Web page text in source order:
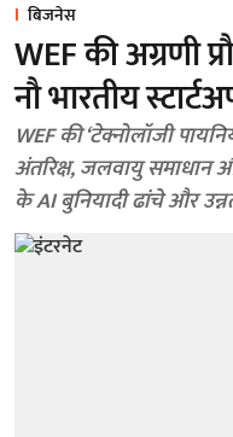
बिजनेस
WEF की अग्रणी
नौ भारतीय
WEF की ‘टेक्नोलॉजी
अंतरिक्ष, जलवायु समाधान
के AI बुनियादी ढांचे और